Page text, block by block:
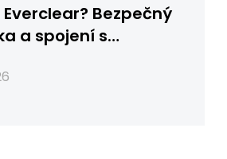
Bezpečný
a spojení s